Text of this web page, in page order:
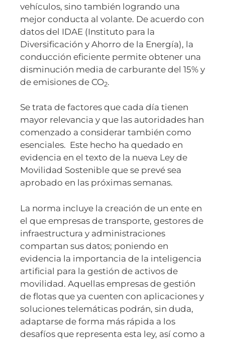
vehículos, sino también logrando una
mejor conducta al volante. De acuerdo con
datos del IDAE (Instituto para la
Diversificación y Ahorro de la Energía), la
conducción eficiente permite obtener una
disminución media de carburante del 15% y
de emisiones de CO2.
Se trata de factores que cada día tienen
mayor relevancia y que las autoridades han
comenzado a considerar también como
esenciales. Este hecho ha quedado en
evidencia en el texto de la nueva Ley de
Movilidad Sostenible que se prevé sea
aprobado en las próximas semanas.
La norma incluye la creación de un ente en
el que empresas de transporte, gestores de
infraestructura y administraciones
compartan sus datos; poniendo en
evidencia la importancia de la inteligencia
artificial para la gestión de activos de
movilidad. Aquellas empresas de gestión
de flotas que ya cuenten con aplicaciones y
soluciones telemáticas podrán, sin duda,
adaptarse de forma más rápida a los
desafíos que representa esta ley, así como a